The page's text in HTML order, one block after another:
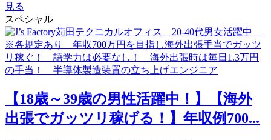
見る
スペシャル
【18歳～39歳の男性活躍中！】【海外
出張でガッツリ稼げる！】年収例700...